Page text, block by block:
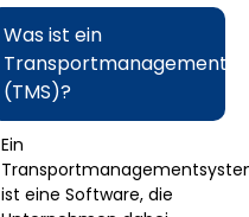
Was ist ein
(TMS)?
Ein
ist eine Software, die